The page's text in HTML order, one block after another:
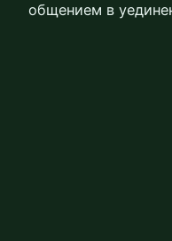
общением в